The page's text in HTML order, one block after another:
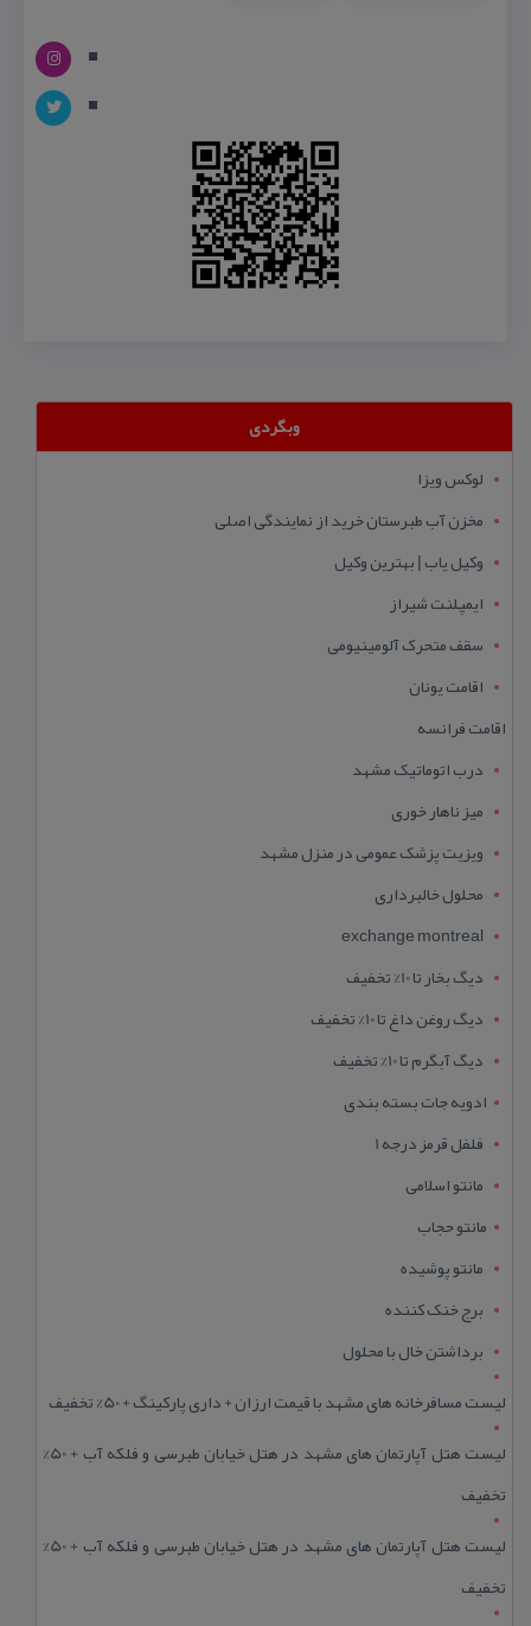
وبگردی
لوکس ویزا
مخزن آب طبرستان خرید از نمایندگی اصلی
وکیل یاب | بهترین وکیل
ایمپلنت شیراز
سقف متحرک آلومینیومی
اقامت یونان
اقامت فرانسه
درب اتوماتیک مشهد
میز ناهار خوری
ویزیت پزشک عمومی در منزل مشهد
محلول خالبرداری
exchange montreal
دیگ بخار تا 10% تخفیف
دیگ روغن داغ تا 10% تخفیف
دیگ آبگرم تا 10% تخفیف
ادویه جات بسته بندی
فلفل قرمز درجه 1
مانتو اسلامی
مانتو حجاب
مانتو پوشیده
برج خنک کننده
برداشتن خال با محلول
لیست مسافرخانه های مشهد با قیمت ارزان + داری پارکینگ + 50% تخفیف
لیست هتل آپارتمان های مشهد در هتل خیابان طبرسی و فلکه آب + 50%
تخفیف
لیست هتل آپارتمان های مشهد در هتل خیابان طبرسی و فلکه آب + 50%
تخفیف